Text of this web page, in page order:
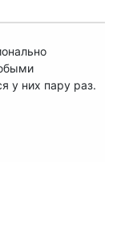
у них пару раз.